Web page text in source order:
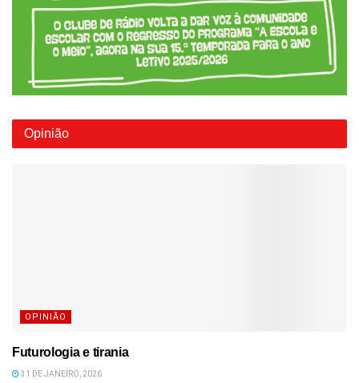
Opinião
OPINIÃO
Futurologia e tirania
31 DE JANEIRO, 2026